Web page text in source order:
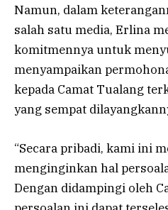
Namun, dalam
salah satu media, Erlina
komitmennya untuk
menyampaikan
kepada Camat Tualang
yang sempat
“Secara pribadi, kami ini
menginginkan hal
Dengan didampingi oleh